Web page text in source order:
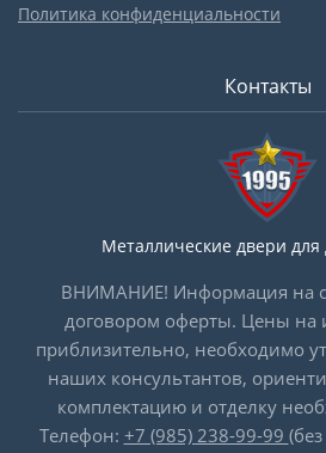
Политика конфиденциальности
Контакты
Металлические двери для
ВНИМАНИЕ! Информация на
договором оферты. Цены на
приблизительно, необходимо
наших консультантов,
комплектацию и отделку
Телефон: +7 (985) 238-99-99